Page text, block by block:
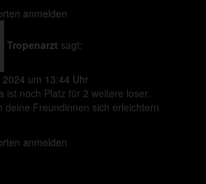
anmelden
Tropenarzt sagt:
um 13:44 Uhr
ist noch Platz für 2 weitere loser.
deine Freundinnen sich erleichtern
anmelden